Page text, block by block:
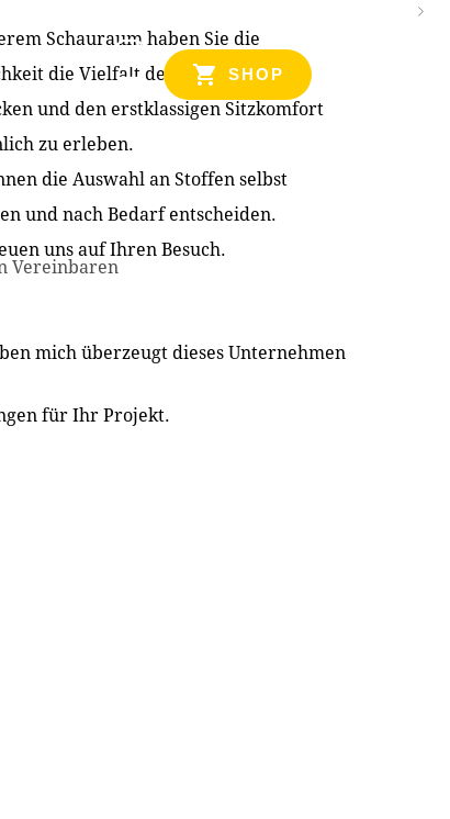
SHOP
Schauraum haben Sie die
die Vielfalt der Produkte zu
und den erstklassigen Sitzkomfort
zu erleben.
die Auswahl an Stoffen selbst
und nach Bedarf entscheiden.
uns auf Ihren Besuch.
Vereinbaren
mich überzeugt dieses Unternehmen
für Ihr Projekt.